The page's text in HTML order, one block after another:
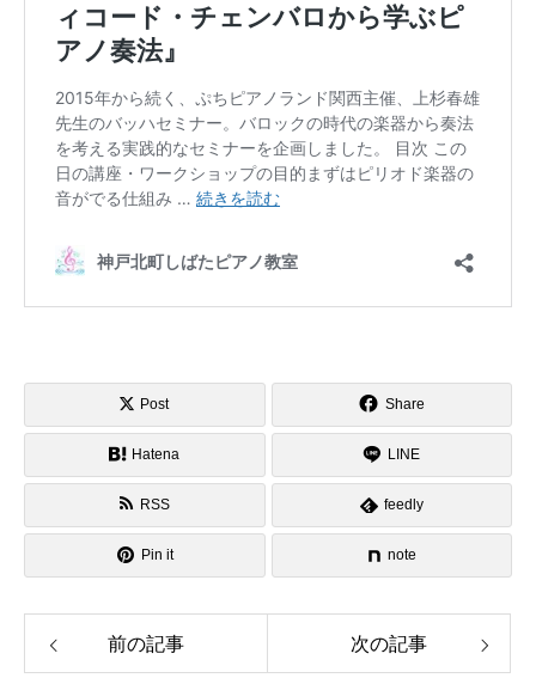
Post Share
Hatena LINE
RSS feedly
Pin it note
前の記事 次の記事